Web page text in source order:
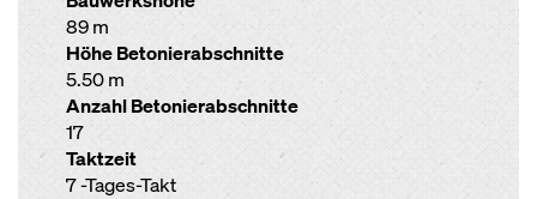
89 m
Höhe Betonierabschnitte
5.50 m
Anzahl Betonierabschnitte
17
Taktzeit
7 -Tages-Takt